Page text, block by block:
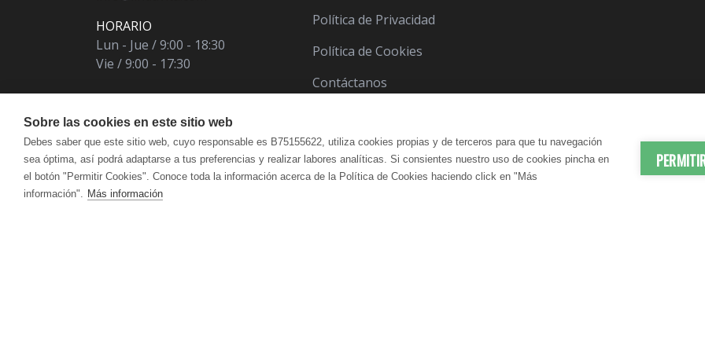
HORARIO
Lun - Jue / 9:00 - 18:30
Vie / 9:00 - 17:30
Política de Privacidad
Política de Cookies
Contáctanos
© 2012-2026 LindaVita - Todos los derechos
Sobre las cookies en este sitio web
Debes saber que este sitio web, cuyo responsable es B75155622, utiliza cookies propias y de terceros para que tu navegación
sea óptima, así podrá adaptarse a tus preferencias y realizar labores analíticas. Si consientes nuestro uso de cookies pincha en
el botón "Permitir Cookies". Conoce toda la información acerca de la Política de Cookies haciendo click en "Más
información". Más información